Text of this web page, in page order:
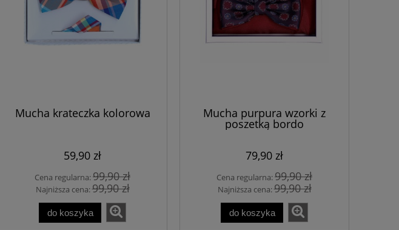
Mucha krateczka kolorowa
59,90 zł
Cena regularna:99,90 zł
Najniższa cena:99,90 zł
do koszyka
Mucha purpura wzorki z
poszetką bordo
79,90 zł
Cena regularna:99,90 zł
Najniższa cena:99,90 zł
do koszyka